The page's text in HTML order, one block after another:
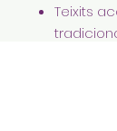
Teixits